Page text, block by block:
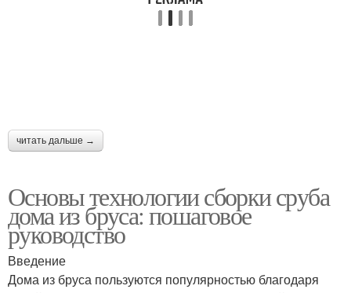
читать дальше →
Основы технологии сборки сруба
дома из бруса: пошаговое
руководство
Введение
Дома из бруса пользуются популярностью благодаря